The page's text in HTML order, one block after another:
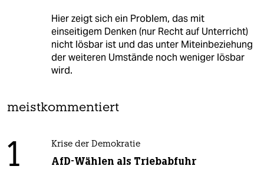
Hier zeigt sich ein Problem, das mit
einseitigem Denken (nur Recht auf Unterricht)
nicht lösbar ist und das unter Miteinbeziehung
der weiteren Umstände noch weniger lösbar
wird.
meistkommentiert
1 Krise der Demokratie
AfD-Wählen als Triebabfuhr